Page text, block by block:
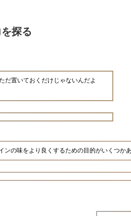
探る
だ置いておくだけじゃないんだよ
の味をより良くするための目的がいくつかあ